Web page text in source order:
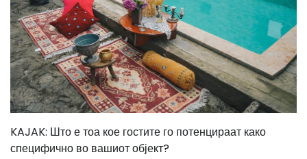
KAJAK: Што е тоа кое гостите го потенцираат како
специфично во вашиот објект?